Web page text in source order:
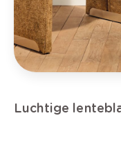
Luchtige